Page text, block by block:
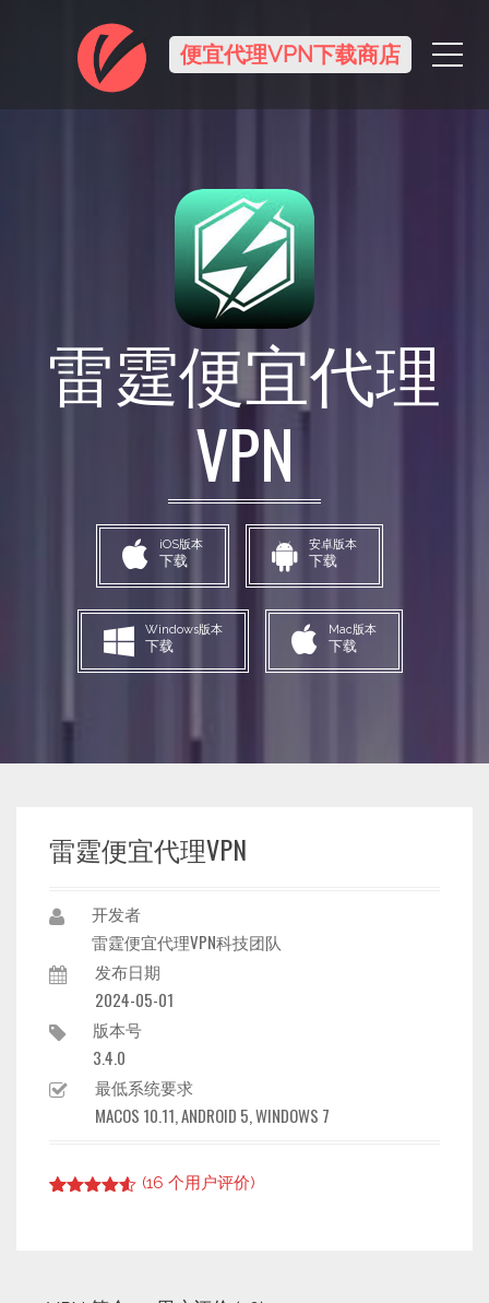
便宜代理VPN下载商店
雷霆便宜代理
VPN
iOS版本
下载
安卓版本
下载
Windows版本
下载
Mac版本
下载
雷霆便宜代理VPN
开发者
雷霆便宜代理VPN科技团队
发布日期
2024-05-01
版本号
3.4.0
最低系统要求
MACOS 10.11, ANDROID 5, WINDOWS 7
(16 个用户评价)